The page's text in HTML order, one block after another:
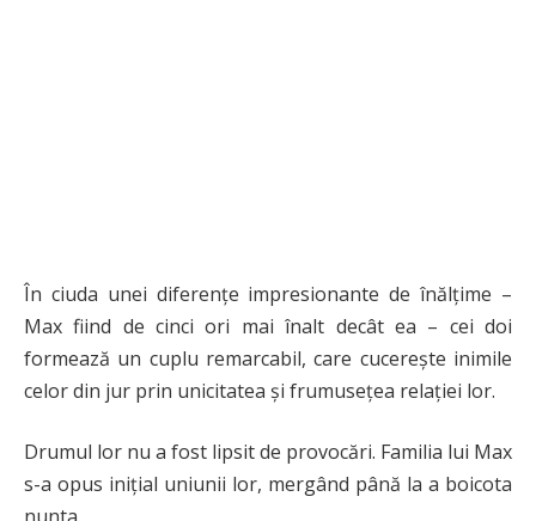
În ciuda unei diferențe impresionante de înălțime –
Max fiind de cinci ori mai înalt decât ea – cei doi
formează un cuplu remarcabil, care cucerește inimile
celor din jur prin unicitatea și frumusețea relației lor.
Drumul lor nu a fost lipsit de provocări. Familia lui Max
s-a opus inițial uniunii lor, mergând până la a boicota